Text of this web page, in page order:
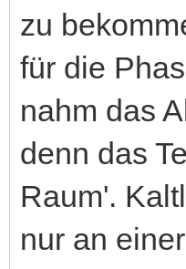
zu
für die
nahm das
denn das
Raum'.
nur an